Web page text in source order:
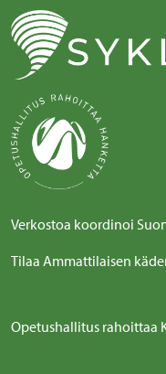
Verkostoa koordinoi
Tilaa Ammattilaisen
Opetushallitus rahoittaa